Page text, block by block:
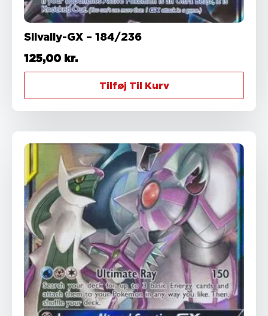
Silvally-GX – 184/236
125,00 kr.
Tilføj Til Kurv